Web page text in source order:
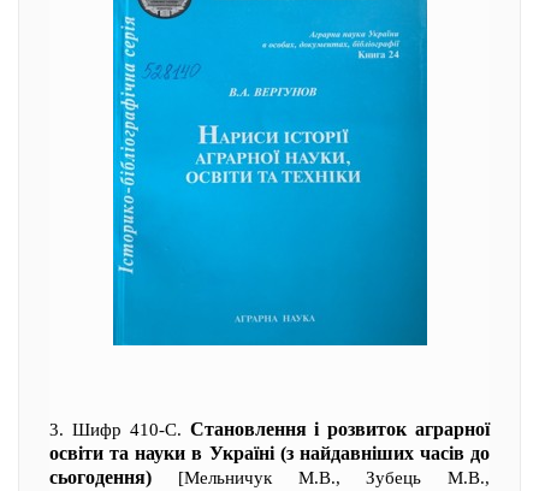
3. Шифр 410-С. Становлення і розвиток аграрної
освіти та науки в Україні (з найдавніших часів до
сьогодення)
[Мельничук М.В., Зубець М.В.,